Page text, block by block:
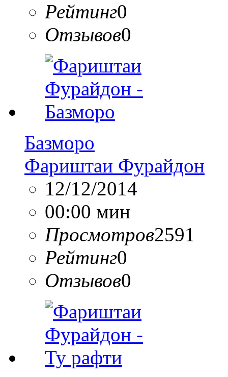
Рейтинг0
Отзывов0
Базморо
Фариштаи Фурайдон
12/12/2014
00:00 мин
Просмотров2591
Рейтинг0
Отзывов0